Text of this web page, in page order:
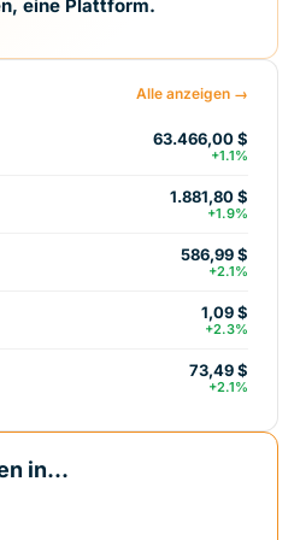
eine Plattform.
Alle anzeigen →
63.466,00 $
+1.1%
1.881,80 $
+1.9%
586,99 $
+2.1%
1,09 $
+2.3%
73,49 $
+2.1%
in...